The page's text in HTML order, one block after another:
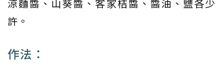
涼麵醬、山葵醬、客家桔醬、醬油、鹽各少
許。
作法：